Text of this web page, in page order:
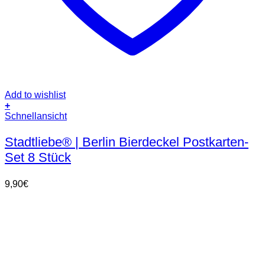
Add to wishlist
+
Schnellansicht
Stadtliebe® | Berlin Bierdeckel Postkarten-
Set 8 Stück
9,90€